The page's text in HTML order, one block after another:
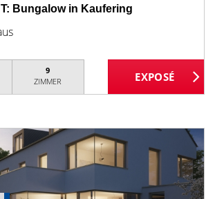
T: Bungalow in Kaufering
9
ZIMMER